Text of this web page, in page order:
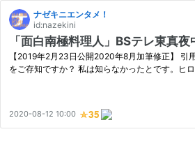
ナゼキニエンタメ！
id:nazekini
「面白南極料理人」BSテレ東真
【2019年2月23日公開2020年8月加筆修正】 引
をご存知ですか？ 私は知らなかったとです。ヒ
2020-08-12 10:00